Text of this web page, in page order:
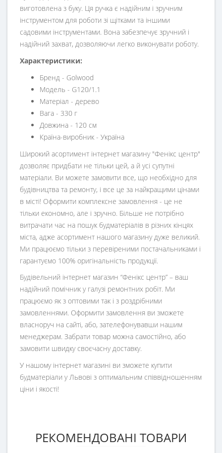
виготовлена з буку. Ця ручка є надійним і зручним
інструментом для роботи зі щітками та іншими
садовими інструментами. Вона забезпечує зручний і
надійний захват, дозволяючи легко виконувати роботу.
Характеристики:
Бренд - Golwood
Модель - G120/1.1
Матеріал - дерево
Вага - 330 г
Довжина - 120 см
Країна-виробник - Україна
Широкий асортимент інтернет магазину "Фенікс центр"
дозволяє придбати не тільки цей, а й усі супутні
матеріали. Ви можете замовити все, що необхідно для
будівництва та ремонту, і все це за найкращими цінами
в місті! Оформити комплексне замовлення - це не
тільки економно, але і зручно. Більше не потрібно
витрачати час на пошук будматеріалів в різних кінцях
міста, адже асортимент нашого магазину дуже великий.
Ми працюємо тільки з перевіреними постачальниками і
гарантуємо 100% оригінальність продукції.
Будівельний інтернет магазин “Фенікс центр” – ваш
надійний помічник у галузі ремонтних робіт. Ми
працюємо як з оптовими так і з роздрібними
замовленнями. Оформити замовлення ви зможете
власноруч на сайті, або, зателефонувавши нашим
менеджерам. Забрати товар можна самостійно, або
замовити швидку своєчасну доставку.
У нашому інтернет магазині ви зможете купити
будматеріали у Львові з оптимальним співвідношенням
ціни і якості!
РЕКОМЕНДОВАНІ ТОВАРИ